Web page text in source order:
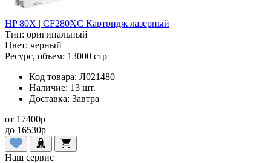
HP 80X | CF280XC Картридж лазерный
Тип: оригинальный
Цвет: черный
Ресурс, объем: 13000 стр
Код товара: Л021480
Наличие: 13 шт.
Доставка: Завтра
от 17400p
до 16530p
Наш сервис